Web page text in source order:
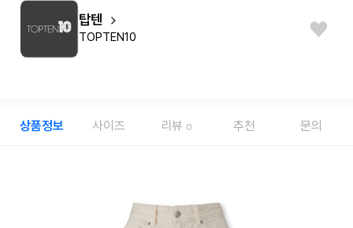
탑텐
TOPTEN10
상품정보 사이즈 리뷰 0 추천 문의